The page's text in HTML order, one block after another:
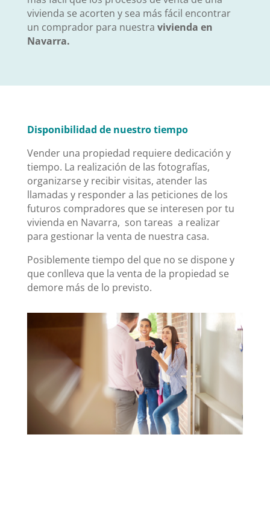
vivienda se acorten y sea más fácil encontrar
un comprador para nuestra vivienda en
Navarra.
Disponibilidad de nuestro tiempo
Vender una propiedad requiere dedicación y
tiempo. La realización de las fotografías,
organizarse y recibir visitas, atender las
llamadas y responder a las peticiones de los
futuros compradores que se interesen por tu
vivienda en Navarra, son tareas a realizar
para gestionar la venta de nuestra casa.
Posiblemente tiempo del que no se dispone y
que conlleva que la venta de la propiedad se
demore más de lo previsto.